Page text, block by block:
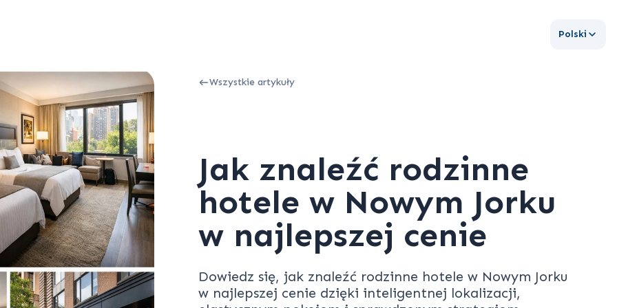
Polski
Wszystkie artykuły
Jak znaleźć rodzinne
hotele w Nowym Jorku
w najlepszej cenie
Dowiedz się, jak znaleźć rodzinne hotele w Nowym Jorku
w najlepszej cenie dzięki inteligentnej lokalizacji,